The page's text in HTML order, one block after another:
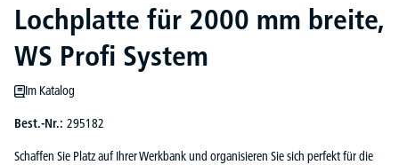
Lochplatte für 2000 mm breite,
WS Profi System
Im Katalog
Best.-Nr.: 295182
Schaffen Sie Platz auf Ihrer Werkbank und organisieren Sie sich perfekt für die